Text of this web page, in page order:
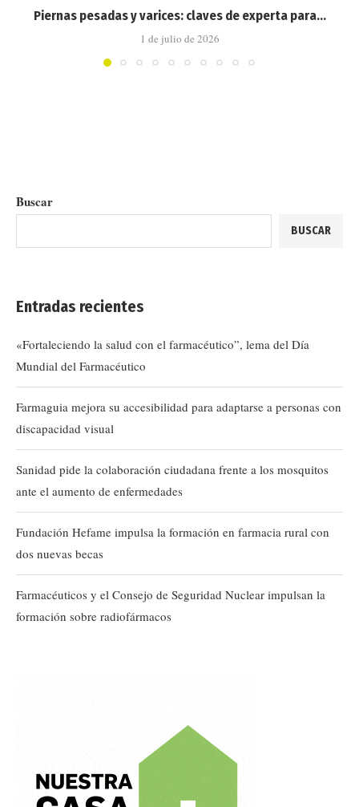
Piernas pesadas y varices: claves de experta para...
1 de julio de 2026
Buscar
BUSCAR
Entradas recientes
«Fortaleciendo la salud con el farmacéutico”, lema del Día
Mundial del Farmacéutico
Farmaguia mejora su accesibilidad para adaptarse a personas con
discapacidad visual
Sanidad pide la colaboración ciudadana frente a los mosquitos
ante el aumento de enfermedades
Fundación Hefame impulsa la formación en farmacia rural con
dos nuevas becas
Farmacéuticos y el Consejo de Seguridad Nuclear impulsan la
formación sobre radiofármacos